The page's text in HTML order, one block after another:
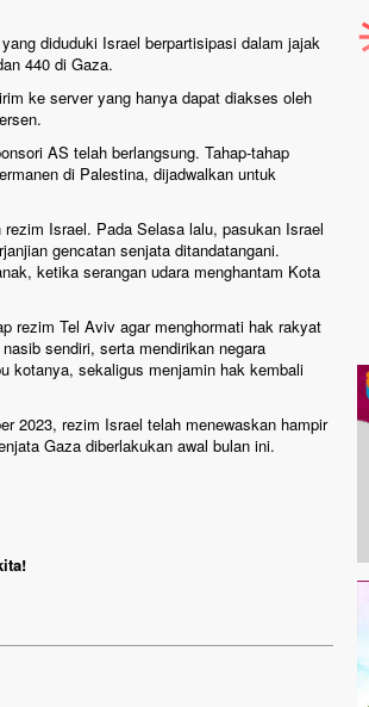
diduduki Israel berpartisipasi dalam jajak
440 di Gaza.
ke server yang hanya dapat diakses oleh
AS telah berlangsung. Tahap-tahap
di Palestina, dijadwalkan untuk
Israel. Pada Selasa lalu, pasukan Israel
gencatan senjata ditandatangani.
ketika serangan udara menghantam Kota
rezim Tel Aviv agar menghormati hak rakyat
sendiri, serta mendirikan negara
kotanya, sekaligus menjamin hak kembali
2023, rezim Israel telah menewaskan hampir
Gaza diberlakukan awal bulan ini.